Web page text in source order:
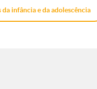
infância e da adolescência